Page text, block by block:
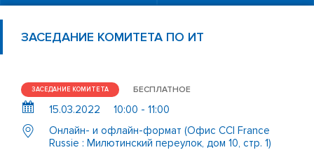
ЗАСЕДАНИЕ КОМИТЕТА ПО ИТ
ЗАСЕДАНИЕ КОМИТЕТА БЕСПЛАТНОЕ
15.03.2022
10:00 - 11:00
Онлайн- и офлайн-формат (Офис CCI France
Russie : Милютинский переулок, дом 10, стр. 1)